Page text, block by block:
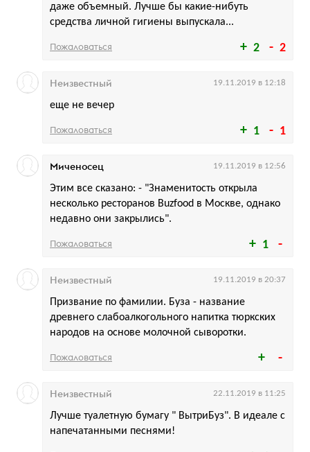
2 2
даже объемный. Лучше бы какие-нибуть
средства личной гигиены выпускала...
Пожаловаться
1 1
еще не вечер
Неизвестный 19.11.2019 в 12:18
Пожаловаться
1
Этим все сказано: - "Знаменитость открыла
несколько ресторанов Buzfood в Москве, однако
недавно они закрылись".
Миченосец 19.11.2019 в 12:56
Пожаловаться
Призвание по фамилии. Буза - название
древнего слабоалкогольного напитка тюркских
народов на основе молочной сыворотки.
Неизвестный 19.11.2019 в 20:37
Пожаловаться
Лучше туалетную бумагу " ВытриБуз". В идеале с
напечатанными песнями!
Неизвестный 22.11.2019 в 11:25